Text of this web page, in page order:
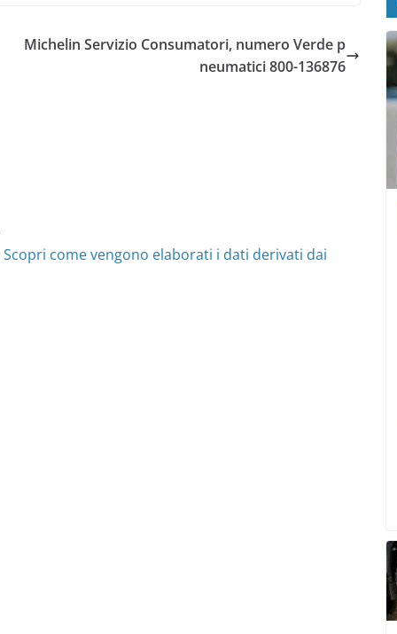
Michelin Servizio Consumatori, numero Verde p
neumatici 800-136876
Scopri come vengono elaborati i dati derivati dai